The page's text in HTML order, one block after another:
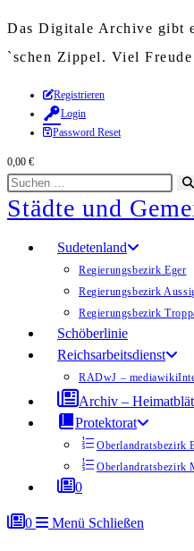
Das Digitale Archive gibt
`schen Zippel. Viel
Zum
Inhalt
springen
Registrieren
Login
Password Reset
0,00 €
Diese
Website
durchsuchen
Städte und
Sudetenland
Regierungsbezirk Eger
Regierungsbezirk
Regierungsbezirk
Schöberlinie
Reichsarbeitsdienst
RADwJ – mediawiki
Archiv –
Protektorat
Oberlandratsbezirk
Oberlandratsbezirk
0
0 Menü Schließen